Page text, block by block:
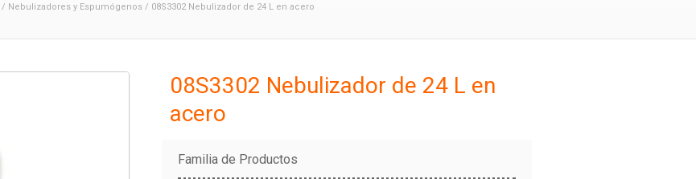
/ Nebulizadores y Espumógenos / 08S3302 Nebulizador de 24 L en acero
08S3302 Nebulizador de 24 L en
acero
Familia de Productos